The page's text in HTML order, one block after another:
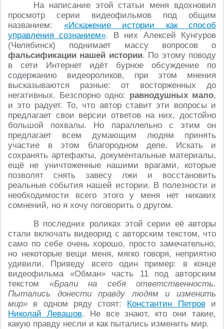
На написание этой статьи меня вдохновил
просмотр серии видеофильмов под общим
названием: «Искажение истории как способ
управления сознанием». В них Алексей Кунгуров
(Челябинск) поднимает массу вопросов о
фальсификации нашей истории. По этому поводу
в сети Интернет идёт бурное обсуждение по
содержанию видеороликов, при этом мнения
высказываются разные: от восторженных до
негативных. Безспорно одно: равнодушных мало,
и это радует. То, что автор ставит эти вопросы и
предлагает свои версии ответов на них, достойно
большой похвалы. Но параллельно с этим он
предлагает всем думающим людям принять
участие в этом благородном деле. Искать и
сохранять артефакты, документальные материалы,
ещё не уничтоженные нашими врагами, которые
позволят снять завесу лжи и восстановить
реальные события нашей истории. В полезности и
необходимости всего этого у меня нет никаких
сомнений, но я хочу поговорить о другом.
В последних роликах этой серии её авторы
стали включать видеоряд с авторским текстом, что
само по себе очень хорошо, просто замечательно,
но некоторые вещи меня, мягко говоря, неприятно
удивили. Приведу всего один пример: в конце
видеофильма «Обман» часть 11 под авторским
текстом «Брали на себя ответственность.
Пытались донести правду людям и изменить
мир» в одном ряду стоят: Константин Петрови
Николай Левашов. Не все знают, кто они такие,
какую правду несли и как пытались изменить мир.